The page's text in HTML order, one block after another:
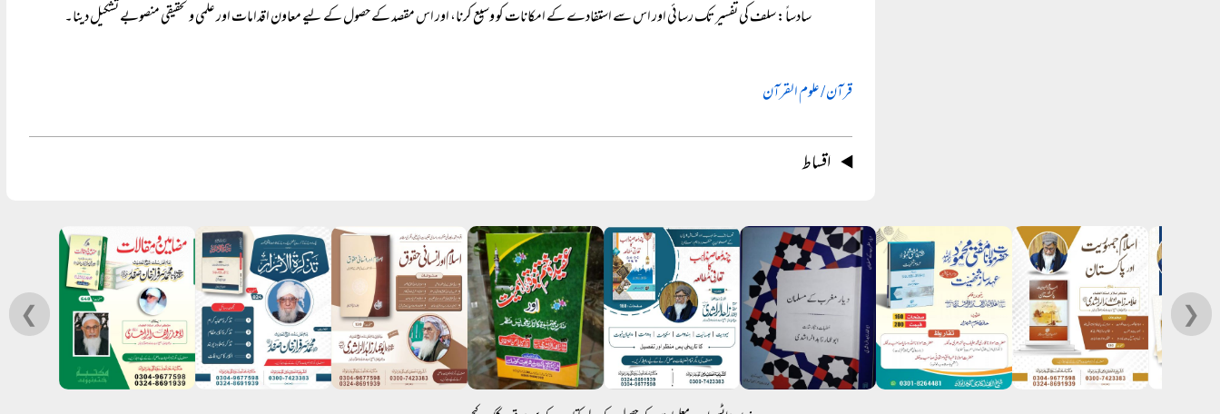
سادساً: سلف کی تفسیر تک رسائی اور اس سے استفادے کے امکانات کو وسیع کرنا، اور اس مقصد کے حصول کے لیے معاون اقدامات اور علمی و تحقیقی منصوبے تشکیل دینا۔
قرآن / علوم القرآن
اقساط
❮ ❯